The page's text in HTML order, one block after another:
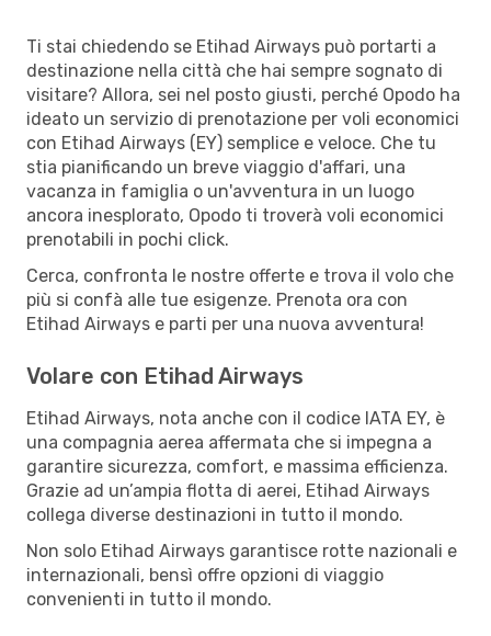
Ti stai chiedendo se Etihad Airways può portarti a
destinazione nella città che hai sempre sognato di
visitare? Allora, sei nel posto giusti, perché Opodo ha
ideato un servizio di prenotazione per voli economici
con Etihad Airways (EY) semplice e veloce. Che tu
stia pianificando un breve viaggio d'affari, una
vacanza in famiglia o un'avventura in un luogo
ancora inesplorato, Opodo ti troverà voli economici
prenotabili in pochi click.
Cerca, confronta le nostre offerte e trova il volo che
più si confà alle tue esigenze. Prenota ora con
Etihad Airways e parti per una nuova avventura!
Volare con Etihad Airways
Etihad Airways, nota anche con il codice IATA EY, è
una compagnia aerea affermata che si impegna a
garantire sicurezza, comfort, e massima efficienza.
Grazie ad un’ampia flotta di aerei, Etihad Airways
collega diverse destinazioni in tutto il mondo.
Non solo Etihad Airways garantisce rotte nazionali e
internazionali, bensì offre opzioni di viaggio
convenienti in tutto il mondo.